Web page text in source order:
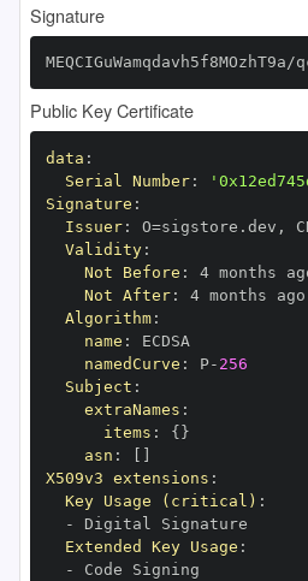
Signature
Public Key Certificate
data :
Serial Number:
Signature :
Issuer: O=sigstore.dev ,
Validity:
Not Before : 4 months
Not After: 4 months
Algorithm:
name :
namedCurve : P- 256
Subject :
extraNames :
items : { }
asn :
X509v3 extensions :
Key Usage (critical) :
-
Extended Key Usage :
-